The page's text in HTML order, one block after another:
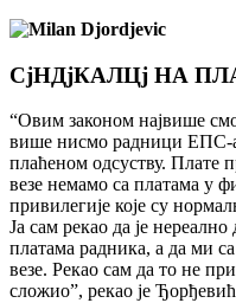
СjНДjКАЛЦj НА
“Овим законом наjвише
више нисмо радници ЕПС-
плаћеном одсуству. Плате
везе немамо са платама у
привилегиjе коjе су
Ја сам рекао да jе
платама радника, а да ми
везе. Рекао сам да то не
сложио”, рекао jе